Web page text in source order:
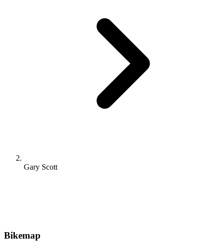
Gary Scott
Bikemap